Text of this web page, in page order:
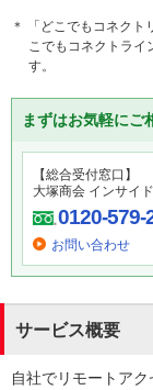
＊ 「どこでもコネクト
こでもコネクトライ
す。
まずはお気軽にご
【総合受付窓口】
大塚商会 インサイ
0120-579-
お問い合わせ
サービス概要
自社でリモートア